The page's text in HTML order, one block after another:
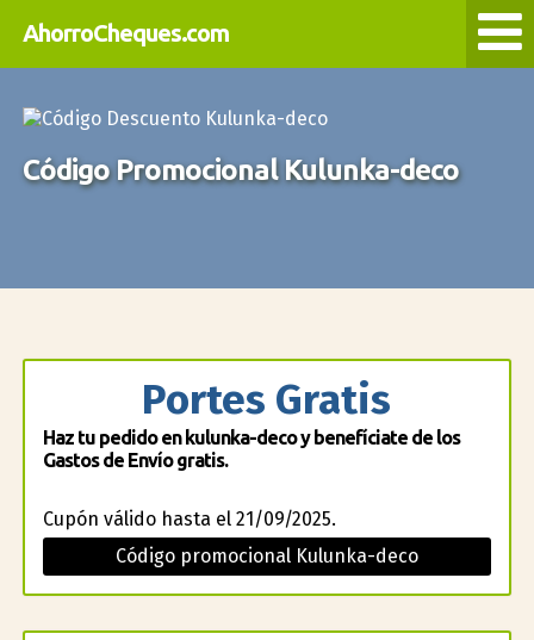
AhorroCheques.com
Código Promocional Kulunka-deco
Portes Gratis
Haz tu pedido en kulunka-deco y benefíciate de los
Gastos de Envío gratis.
Cupón válido hasta el 21/09/2025.
Código promocional Kulunka-deco